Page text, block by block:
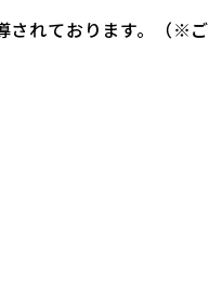
されております。（※ご